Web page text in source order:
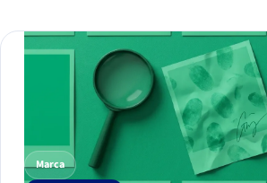
Marca